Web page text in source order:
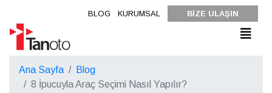
BLOG KURUMSAL BİZE ULAŞIN
Ana Sayfa
Blog
8 İpucuyla Araç Seçimi Nasıl Yapılır?